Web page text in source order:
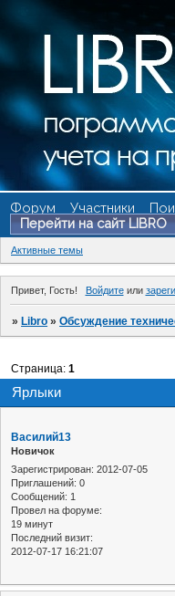
Форум Участники
Перейти на сайт LIBRO
Активные темы
Привет, Гость! Войдитеили
»Libro »Обсуждение
Ярлыки
Страница:1
Василий13
Новичок
Зарегистрирован: 2012-07-05
Приглашений: 0
Сообщений: 1
Провел на форуме:
19 минут
Последний визит:
2012-07-17 16:21:07